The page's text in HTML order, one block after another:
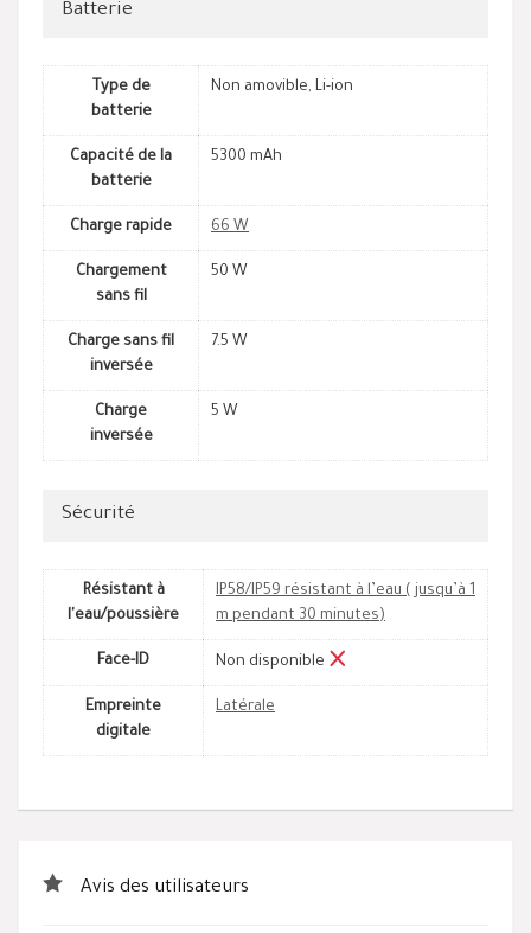
Batterie
Type de
batterie
Non amovible, Li-ion
Capacité de la
batterie
5300 mAh
Charge rapide 66 W
Chargement
sans fil
50 W
Charge sans fil
inversée
7.5 W
Charge
inversée
5 W
Sécurité
Résistant à
l'eau/poussière
IP58/IP59 résistant à l’eau ( jusqu’à 1
m pendant 30 minutes)
Face-ID Non disponible
Empreinte
digitale
Latérale
Avis des utilisateurs